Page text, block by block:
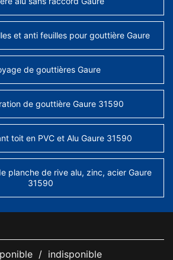
et anti feuilles pour gouttière Gaure
de gouttières Gaure
de gouttière Gaure 31590
toit en PVC et Alu Gaure 31590
planche de rive alu, zinc, acier Gaure
31590
/ indisponible